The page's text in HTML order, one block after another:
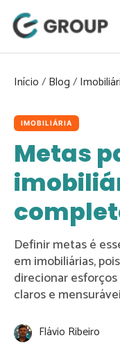
para
conteúdo
Início/Blog/
IMOBILIÁRIA
Metas
Definir metas é
em imobiliárias,
direcionar
claros e
Flávio Ribeiro